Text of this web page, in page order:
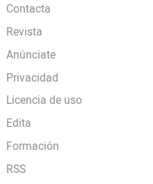
Contacta
Revista
Anúnciate
Privacidad
Licencia de uso
Edita
Formación
RSS